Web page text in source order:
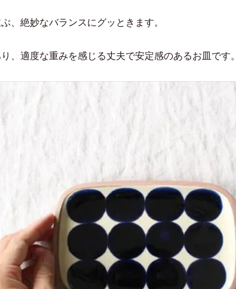
、絶妙なバランスにグッときます。
、適度な重みを感じる丈夫で安定感のあるお皿です。